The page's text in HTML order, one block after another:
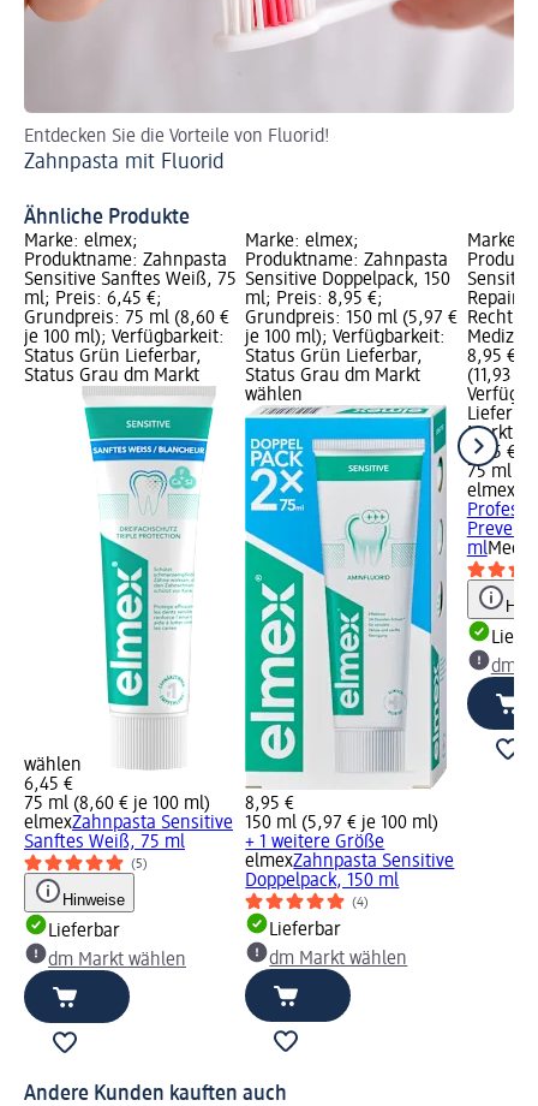
Entdecken Sie die Vorteile von Fluorid!
Zahnpasta mit Fluorid
Ähnliche Produkte
Marke: elmex;
Produktname: Zahnpasta
Sensitive Sanftes Weiß, 75
ml; Preis: 6,45 €;
Grundpreis: 75 ml (8,60 €
je 100 ml); Verfügbarkeit:
Status Grün Lieferbar,
Status Grau dm Markt
wählen
6,45 €
75 ml (8,60 € je 100 ml)
elmexZahnpasta Sensitive
Sanftes Weiß, 75 ml
(5)
Hinweise
Lieferbar
dm Markt wählen
Marke: elmex;
Produktname: Zahnpasta
Sensitive Doppelpack, 150
ml; Preis: 8,95 €;
Grundpreis: 150 ml (5,97 €
je 100 ml); Verfügbarkeit:
Status Grün Lieferbar,
Status Grau dm Markt
wählen
8,95 €
150 ml (5,97 € je 100 ml)
+ 1 weitere Größe
elmexZahnpasta Sensitive
Doppelpack, 150 ml
(4)
Lieferbar
dm Markt wählen
Marke:
Repair
8,95 €;
(11,93 €
Markt
8,95 €
75 ml
elmex
ml
dm
Andere Kunden kauften auch